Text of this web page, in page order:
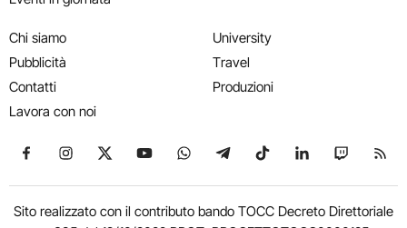
Chi siamo
Pubblicità
Contatti
Lavora con noi
University
Travel
Produzioni
Seguici su Facebook
Seguici su Instagram
Seguici su X
Seguici su YouTube
Seguici su WhatsApp
Seguici su Telegram
Seguici su TikTok
Seguici su
Seguici
Sito realizzato con il contributo bando TOCC Decreto Direttoriale